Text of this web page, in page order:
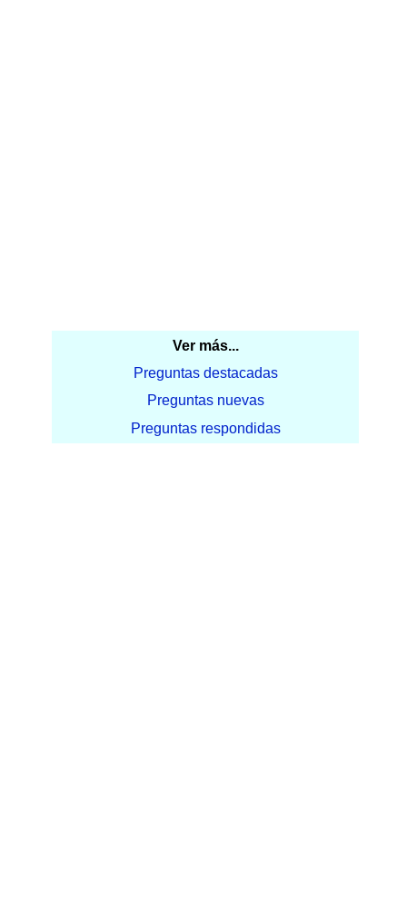
Ver más...
Preguntas destacadas
Preguntas nuevas
Preguntas respondidas